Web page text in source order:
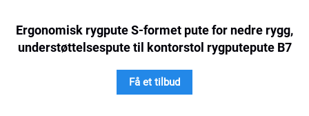
Ergonomisk rygpute S-formet pute for nedre rygg,
understøttelsespute til kontorstol rygputepute B7
Få et tilbud